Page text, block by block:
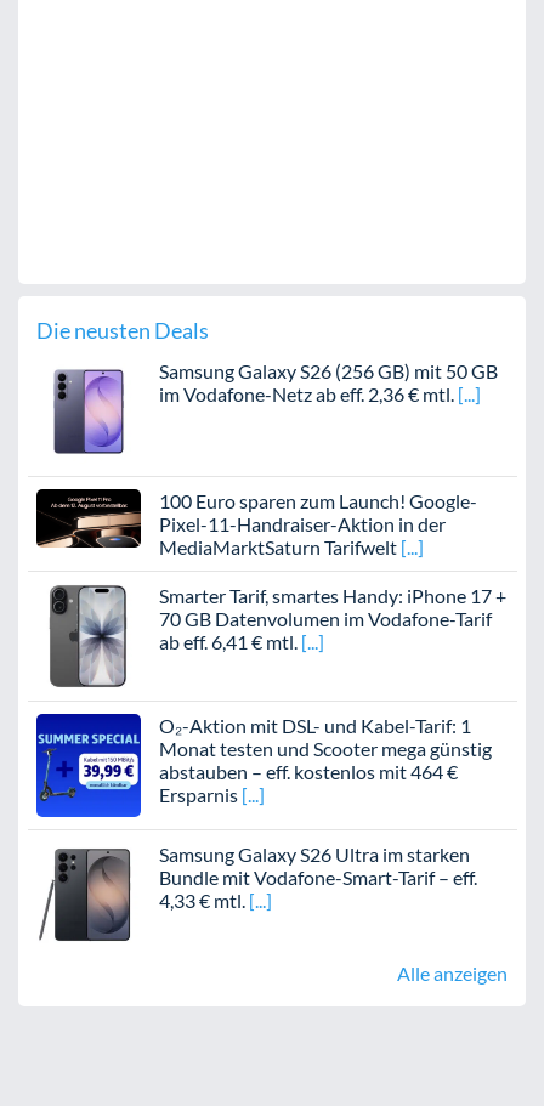
Die neusten Deals
Samsung Galaxy S26 (256 GB) mit 50 GB
im Vodafone-Netz ab eff. 2,36 € mtl.
100 Euro sparen zum Launch! Google-
Pixel-11-Handraiser-Aktion in der
MediaMarktSaturn Tarifwelt
Smarter Tarif, smartes Handy: iPhone 17 +
70 GB Datenvolumen im Vodafone-Tarif
ab eff. 6,41 € mtl.
O₂-Aktion mit DSL- und Kabel-Tarif: 1
Monat testen und Scooter mega günstig
abstauben – eff. kostenlos mit 464 €
Ersparnis
Samsung Galaxy S26 Ultra im starken
Bundle mit Vodafone-Smart-Tarif – eff.
4,33 € mtl.
Alle anzeigen